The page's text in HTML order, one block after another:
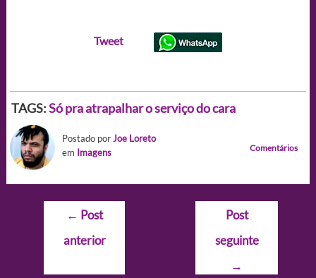
Tweet
TAGS:Só pra atrapalhar o serviço do cara
Postado porJoe Loreto
em Imagens Comentários
Navegação
Post
← Post
anterior
Post
seguinte
→